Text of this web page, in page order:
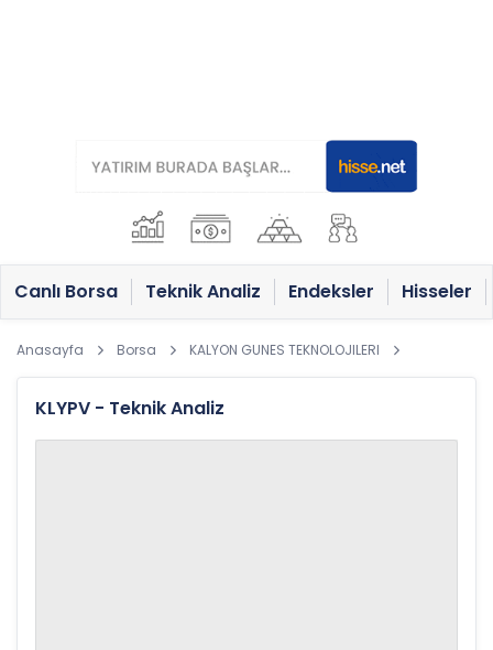
Canlı Borsa Teknik Analiz Endeksler Hisseler
Anasayfa Borsa KALYON GUNES TEKNOLOJILERI
KLYPV - Teknik Analiz